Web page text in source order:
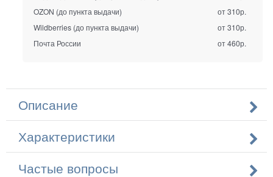
OZON (до пункта выдачи)
от 310р.
Wildberries (до пункта выдачи)
от 310р.
Почта России
от 460р.
Описание
Характеристики
Частые вопросы